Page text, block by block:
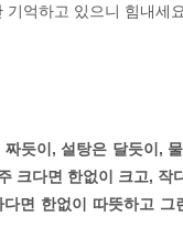
기억하고 있으니 힘내세
듯이, 설탕은 달듯이,
크다면 한없이 크고,
면 한없이 따뜻하고